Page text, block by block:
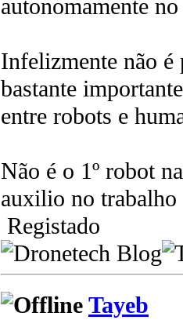
autonomamente
Infelizmente não é
bastante
entre robots e
Não é o 1º robot
auxilio no trabalho
Registado
Tayeb